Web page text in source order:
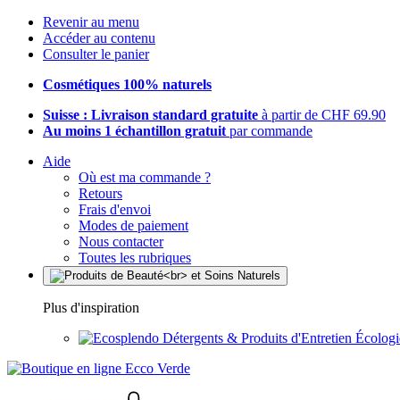
Revenir au menu
Accéder au contenu
Consulter le panier
Cosmétiques 100% naturels
Suisse : Livraison standard gratuite à partir de CHF 69.90
Au moins 1 échantillon gratuit par commande
Aide
Où est ma commande ?
Retours
Frais d'envoi
Modes de paiement
Nous contacter
Toutes les rubriques
Plus d'inspiration
Détergents & Produits d'Entretien